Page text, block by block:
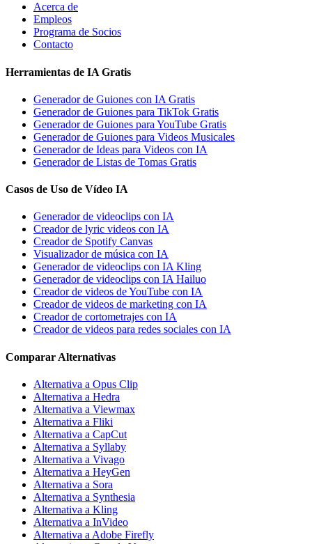
Acerca de
Empleos
Programa de Socios
Contacto
Herramientas de IA Gratis
Generador de Guiones con IA Gratis
Generador de Guiones para TikTok Gratis
Generador de Guiones para YouTube Gratis
Generador de Guiones para Videos Musicales
Generador de Ideas para Videos con IA
Generador de Listas de Tomas Gratis
Casos de Uso de Vídeo IA
Generador de videoclips con IA
Creador de lyric videos con IA
Creador de Spotify Canvas
Visualizador de música con IA
Generador de videoclips con IA Kling
Generador de videoclips con IA Hailuo
Creador de videos de YouTube con IA
Creador de videos de marketing con IA
Creador de cortometrajes con IA
Creador de videos para redes sociales con IA
Comparar Alternativas
Alternativa a Opus Clip
Alternativa a Hedra
Alternativa a Viewmax
Alternativa a Fliki
Alternativa a CapCut
Alternativa a Syllaby
Alternativa a Vivago
Alternativa a HeyGen
Alternativa a Sora
Alternativa a Synthesia
Alternativa a Kling
Alternativa a InVideo
Alternativa a Adobe Firefly